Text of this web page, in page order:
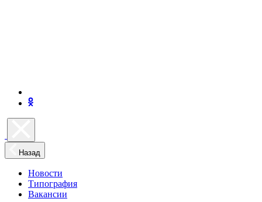
Назад
Новости
Типография
Вакансии